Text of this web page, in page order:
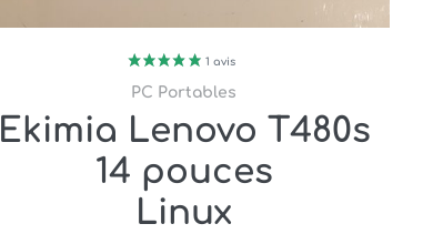
PC Portables
Ekimia Lenovo T480s
14 pouces
Linux